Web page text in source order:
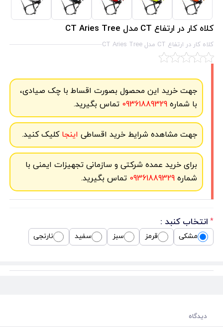
کلاه کار در ارتفاع CT مدل CT Aries Tree
کلاه کار در ارتفاع CT مدل CT Aries Tree
جهت خرید این محصول بصورت اقساط با چک صیادی،
با شماره09361889329 تماس بگیرید.
جهت مشاهده شرایط خرید اقساطی اینجاکلیک کنید.
برای خرید عمده شرکتی و سازمانی تجهیزات ایمنی با
شماره09361889329 تماس بگیرید.
* انتخاب کنبد :
مشکی قرمز سبز سفید نارنجی
دیدگاه